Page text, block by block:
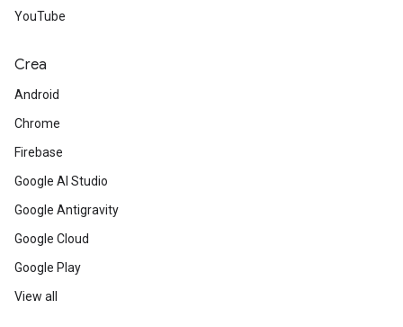
YouTube
Crea
Android
Chrome
Firebase
Google AI Studio
Google Antigravity
Google Cloud
Google Play
View all